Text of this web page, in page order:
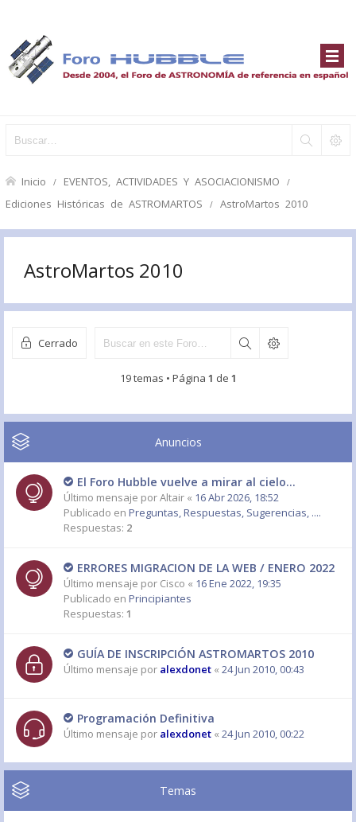
Inicio EVENTOS, ACTIVIDADES Y ASOCIACIONISMO
Ediciones Históricas de ASTROMARTOS AstroMartos 2010
AstroMartos 2010
Cerrado
19 temas • Página 1 de 1
Anuncios
El Foro Hubble vuelve a mirar al cielo...
Último mensaje porAltair « 16 Abr 2026, 18:52
Publicado en Preguntas, Respuestas, Sugerencias, ....
Respuestas: 2
ERRORES MIGRACION DE LA WEB / ENERO 2022
Último mensaje por Cisco « 16 Ene 2022, 19:35
Publicado en Principiantes
Respuestas: 1
GUÍA DE INSCRIPCIÓN ASTROMARTOS 2010
Último mensaje por alexdonet « 24 Jun 2010, 00:43
Programación Definitiva
Último mensaje por alexdonet « 24 Jun 2010, 00:22
Temas